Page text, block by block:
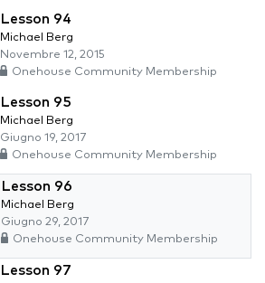
Lesson 94
Michael Berg
Novembre 12, 2015
Onehouse Community Membership
Lesson 95
Michael Berg
Giugno 19, 2017
Onehouse Community Membership
Lesson 96
Michael Berg
Giugno 29, 2017
Onehouse Community Membership
Lesson 97